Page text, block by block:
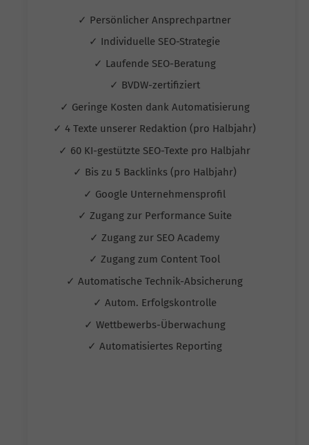
✓ Persönlicher Ansprechpartner
✓ Individuelle SEO-Strategie
✓ Laufende SEO-Beratung
✓ BVDW-zertifiziert
✓ Geringe Kosten dank Automatisierung
✓ 4 Texte unserer Redaktion (pro Halbjahr)
✓ 60 KI-gestützte SEO-Texte pro Halbjahr
✓ Bis zu 5 Backlinks (pro Halbjahr)
✓ Google Unternehmensprofil
✓ Zugang zur Performance Suite
✓ Zugang zur SEO Academy
✓ Zugang zum Content Tool
✓ Automatische Technik-Absicherung
✓ Autom. Erfolgskontrolle
✓ Wettbewerbs-Überwachung
✓ Automatisiertes Reporting